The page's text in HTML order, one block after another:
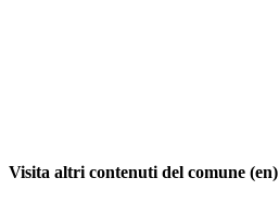
Visita altri contenuti del comune (en)